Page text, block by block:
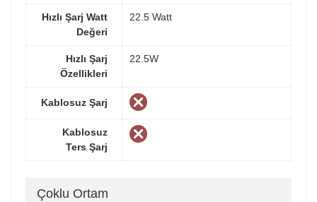
Hızlı Şarj Watt
Değeri
22.5 Watt
Hızlı Şarj
Özellikleri
22.5W
Kablosuz Şarj
Kablosuz
Ters Şarj
Çoklu Ortam